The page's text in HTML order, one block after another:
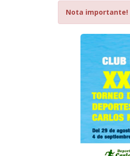
Nota importante!